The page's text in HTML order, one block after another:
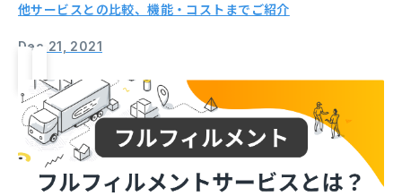
他サービスとの比較、機能・コストまでご紹介
Dec 21, 2021